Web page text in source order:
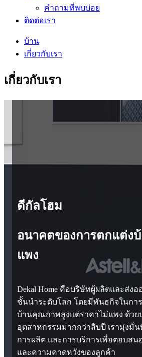
คำถามที่พบบ่อย
ติดต่อเรา
บ้าน
เกี่ยวกับเรา
เกี่ยวกับเรา
ดีกัลโฮม
อนาคตของการตกแต่ง
แพง
Dekal Home คือบริษัทผู้ผลิตและส่ง
ชั้นนำระดับโลก โดยมีพันธกิจในกา
บ้านคุณภาพสูงแต่ราคาไม่แพง ด้วย
อุตสาหกรรมมากกว่าสิบปี เรามุ่งมั่
การผลิต และการบริการเพื่อตอบสน
และความคาดหวังของลูกค้า